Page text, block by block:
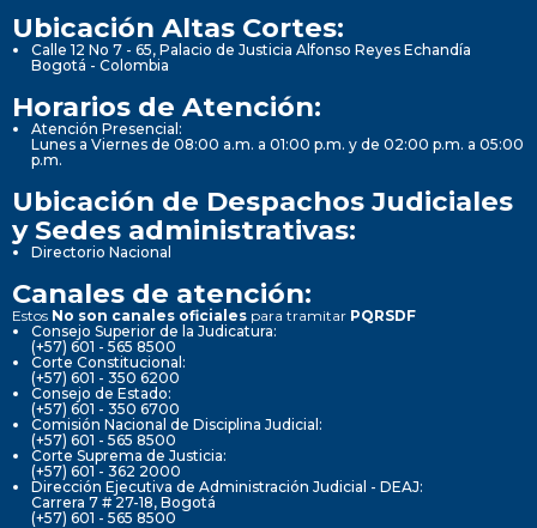
Ubicación Altas Cortes:
Calle 12 No 7 - 65, Palacio de Justicia Alfonso Reyes Echandía
Bogotá - Colombia
Horarios de Atención:
Atención Presencial:
Lunes a Viernes de 08:00 a.m. a 01:00 p.m. y de 02:00 p.m. a 05:00
p.m.
Ubicación de Despachos Judiciales
y Sedes administrativas:
Directorio Nacional
Canales de atención:
Estos No son canales oficiales para tramitar PQRSDF
Consejo Superior de la Judicatura:
(+57) 601 - 565 8500
Corte Constitucional:
(+57) 601 - 350 6200
Consejo de Estado:
(+57) 601 - 350 6700
Comisión Nacional de Disciplina Judicial:
(+57) 601 - 565 8500
Corte Suprema de Justicia:
(+57) 601 - 362 2000
Dirección Ejecutiva de Administración Judicial - DEAJ:
Carrera 7 # 27-18, Bogotá
(+57) 601 - 565 8500